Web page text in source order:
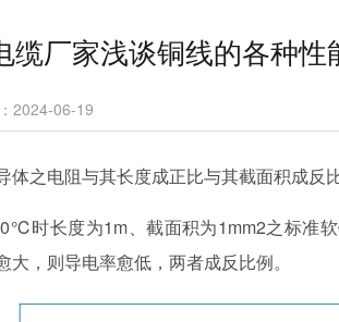
缆厂家浅谈铜线的各种性
2024-06-19
电阻与其长度成正比与其截面积成反比
长度为1m、截面积为1mm2之标准软
大，则导电率愈低，两者成反比例。